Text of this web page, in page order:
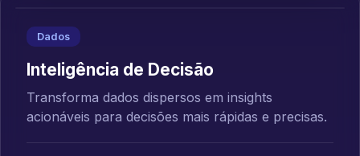
Dados
Inteligência de Decisão
Transforma dados dispersos em insights
acionáveis para decisões mais rápidas e precisas.